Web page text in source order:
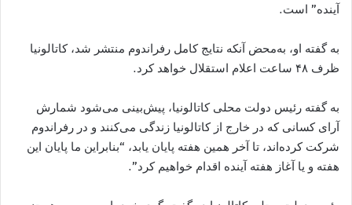
آینده” است.
به گفته او، به‌محض آنکه نتایج کامل رفراندوم منتشر شد، کاتالونیا
ظرف ۴۸ ساعت اعلام استقلال خواهد کرد.
به گفته رئیس دولت محلی کاتالونیا، پیش‌بینی می‌شود شمارش
آرای کسانی که در خارج از کاتالونیا زندگی می‌کنند و در رفراندوم
شرکت‌ کرده‌اند، تا آخر همین هفته پایان یابد، “بنابراین ما پایان این
هفته و یا آغاز هفته آینده اقدام خواهیم کرد”.